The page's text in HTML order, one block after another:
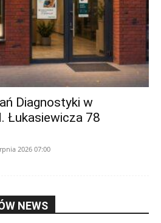
Diagnostyki w
Łukasiewicza 78
2026 07:00
NEWS